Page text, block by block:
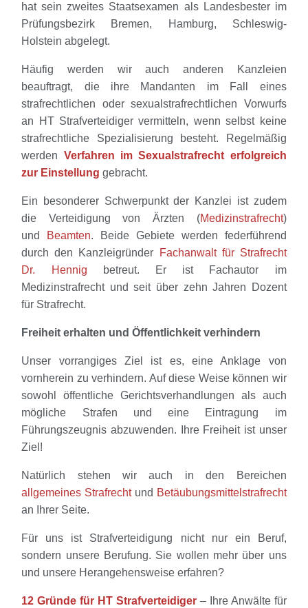
hat sein zweites Staatsexamen als Landesbester im
Prüfungsbezirk Bremen, Hamburg, Schleswig-
Holstein abgelegt.
Häufig werden wir auch anderen Kanzleien
beauftragt, die ihre Mandanten im Fall eines
strafrechtlichen oder sexualstrafrechtlichen Vorwurfs
an HT Strafverteidiger vermitteln, wenn selbst keine
strafrechtliche Spezialisierung besteht. Regelmäßig
werden Verfahren im Sexualstrafrecht erfolgreich
zur Einstellung gebracht.
Ein besonderer Schwerpunkt der Kanzlei ist zudem
die Verteidigung von Ärzten (Medizinstrafrecht)
und
Beamten. Beide Gebiete werden federführend
durch den Kanzleigründer
Fachanwalt für Strafrecht
Dr. Hennig betreut. Er ist Fachautor im
Medizinstrafrecht und seit über zehn Jahren Dozent
für Strafrecht.
Freiheit erhalten und Öffentlichkeit verhindern
Unser vorrangiges Ziel ist es, eine Anklage von
vornherein zu verhindern. Auf diese Weise können wir
sowohl öffentliche Gerichtsverhandlungen als auch
mögliche Strafen und eine Eintragung im
Führungszeugnis abzuwenden. Ihre Freiheit ist unser
Ziel!
Natürlich stehen wir auch in den Bereichen
allgemeines Strafrechtund Betäubungsmittelstrafrecht
an Ihrer Seite.
Für uns ist Strafverteidigung nicht nur ein Beruf,
sondern unsere Berufung. Sie wollen mehr über uns
und unsere Herangehensweise erfahren?
12 Gründe für HT Strafverteidiger – Ihre Anwälte für